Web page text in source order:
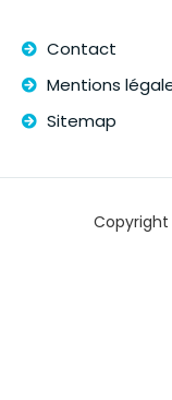
Contact
Mentions
Sitemap
Copyright